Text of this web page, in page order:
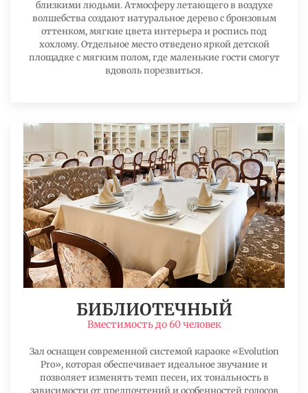
близкими людьми. Атмосферу летающего в воздухе
волшебства создают натуральное дерево с бронзовым
оттенком, мягкие цвета интерьера и роспись под
хохлому. Отдельное место отведено яркой детской
площадке с мягким полом, где маленькие гости смогут
вдоволь порезвиться.
БИБЛИОТЕЧНЫЙ
Вместимость до 60 человек
Зал оснащен современной системой караоке «Evolution
Pro», которая обеспечивает идеальное звучание и
позволяет изменять темп песен, их тональность в
зависимости от предпочтений и особенностей голосов